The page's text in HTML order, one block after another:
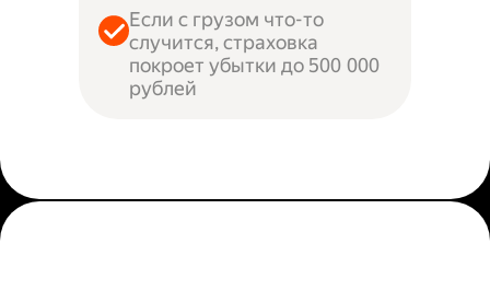
Если с грузом что-то
случится, страховка
покроет убытки до 500 000
рублей